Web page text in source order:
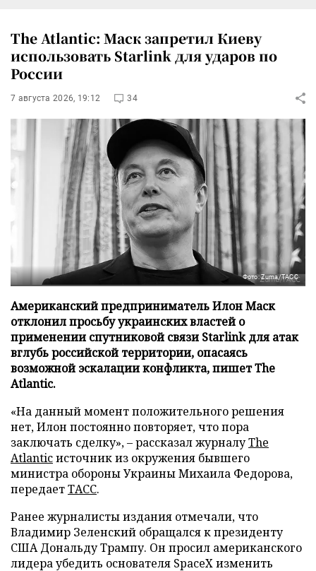
The Atlantic: Маск запретил Киеву
использовать Starlink для ударов по
России
7 августа 2026, 19:12 34
Фото: Zuma/ТАСС
Американский предприниматель Илон Маск
отклонил просьбу украинских властей о
применении спутниковой связи Starlink для атак
вглубь российской территории, опасаясь
возможной эскалации конфликта, пишет The
Atlantic.
«На данный момент положительного решения
нет, Илон постоянно повторяет, что пора
заключать сделку», – рассказал журналуThe
Atlanticисточник из окружения бывшего
министра обороны Украины Михаила Федорова,
передаетТАСС.
Ранее журналисты издания отмечали, что
Владимир Зеленский обращался к президенту
США Дональду Трампу. Он просил американского
лидера убедить основателя SpaceX изменить